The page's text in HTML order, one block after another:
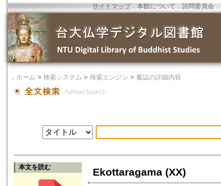
サイトマップ．本館について ． 諮問委員会 ．
． ホーム > 検索システム > 検索エンジン > 書誌の詳細内容
本文を読む Ekottaragama (XX)